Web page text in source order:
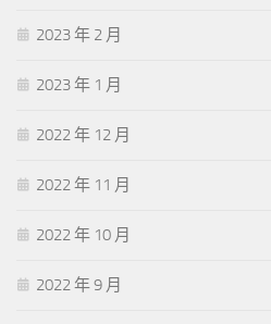
2023 年 2 月
2023 年 1 月
2022 年 12 月
2022 年 11 月
2022 年 10 月
2022 年 9 月